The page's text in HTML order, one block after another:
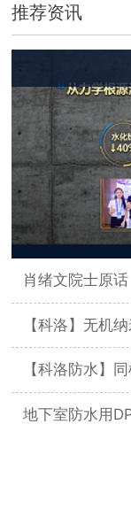
推荐资讯
肖绪文院士原
【科洛】无机
【科洛防水】同
地下室防水用DPS